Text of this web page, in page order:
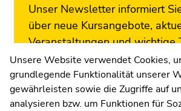
Unser Newsletter informiert
über neue Kursangebote,
Veranstaltungen und wichtige
Melden Sie sich jetzt an!
Zur Newsletter-
Unsere Website verwendet Cookies,
grundlegende Funktionalität unserer
gewährleisten sowie die Zugriffe auf
analysieren bzw. um Funktionen für